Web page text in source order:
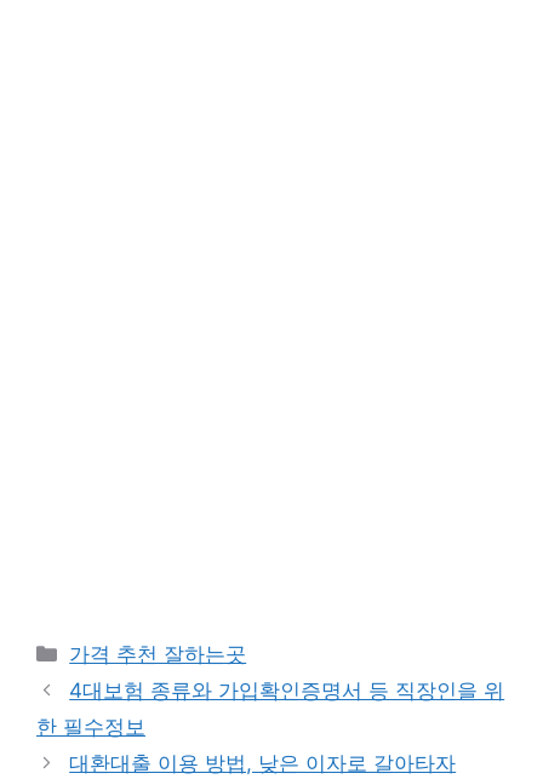
카
테
리
가격 추천 잘하는곳
4대보험 종류와 가입확인증명서 등 직장인을 위
한 필수정보
대환대출 이용 방법, 낮은 이자로 갈아타자